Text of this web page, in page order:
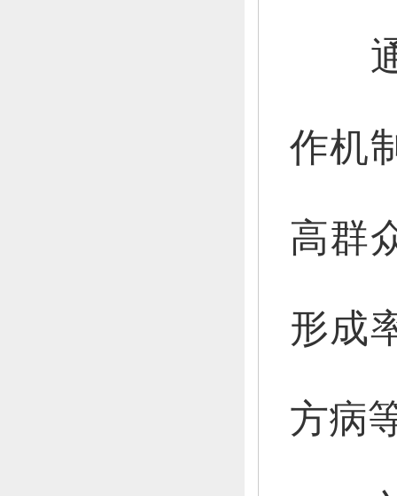
通
作机
高群
形成
方病